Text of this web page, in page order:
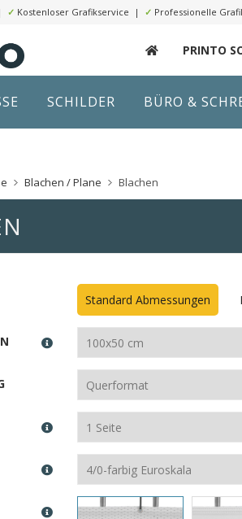
✓ Kostenloser Grafikservice | ✓ Professionelle
PRINTO
SCHILDER BÜRO &
Blachen / Plane Blachen
Standard Abmessungen